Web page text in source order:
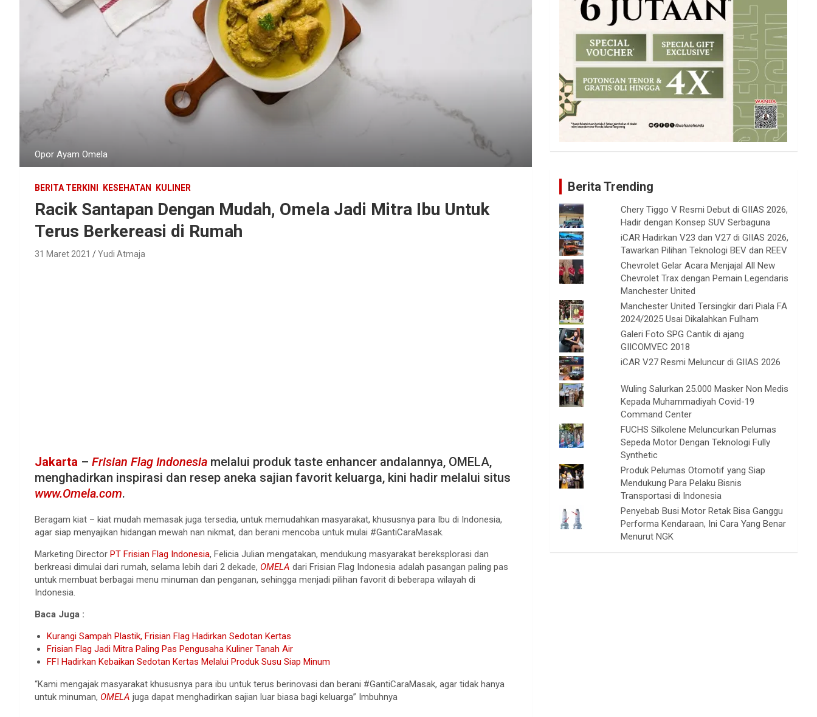
Opor Ayam Omela
BERITA TERKINI KESEHATAN KULINER
Racik Santapan Dengan Mudah, Omela Jadi Mitra Ibu Untuk
Terus Berkereasi di Rumah
31 Maret 2021 Yudi Atmaja
Jakarta – Frisian Flag Indonesia melalui produk taste enhancer andalannya, OMELA,
menghadirkan inspirasi dan resep aneka sajian favorit keluarga, kini hadir melalui situs
www.Omela.com.
Beragam kiat – kiat mudah memasak juga tersedia, untuk memudahkan masyarakat, khususnya para Ibu di Indonesia,
agar siap menyajikan hidangan mewah nan nikmat, dan berani mencoba untuk mulai #GantiCaraMasak.
Marketing Director PT Frisian Flag Indonesia, Felicia Julian mengatakan, mendukung masyarakat bereksplorasi dan
berkreasi dimulai dari rumah, selama lebih dari 2 dekade, OMELA dari Frisian Flag Indonesia adalah pasangan paling pas
untuk membuat berbagai menu minuman dan penganan, sehingga menjadi pilihan favorit di beberapa wilayah di
Indonesia.
Baca Juga :
Kurangi Sampah Plastik, Frisian Flag Hadirkan Sedotan Kertas
Frisian Flag Jadi Mitra Paling Pas Pengusaha Kuliner Tanah Air
FFI Hadirkan Kebaikan Sedotan Kertas Melalui Produk Susu Siap Minum
“Kami mengajak masyarakat khususnya para ibu untuk terus berinovasi dan berani #GantiCaraMasak, agar tidak hanya
untuk minuman, OMELA juga dapat menghadirkan sajian luar biasa bagi keluarga” Imbuhnya
Berita Trending
Chery Tiggo V Resmi Debut di GIIAS 2026,
Hadir dengan Konsep SUV Serbaguna
iCAR Hadirkan V23 dan V27 di GIIAS 2026,
Tawarkan Pilihan Teknologi BEV dan REEV
Chevrolet Gelar Acara Menjajal All New
Chevrolet Trax dengan Pemain Legendaris
Manchester United
Manchester United Tersingkir dari Piala FA
2024/2025 Usai Dikalahkan Fulham
Galeri Foto SPG Cantik di ajang
GIICOMVEC 2018
iCAR V27 Resmi Meluncur di GIIAS 2026
Wuling Salurkan 25.000 Masker Non Medis
Kepada Muhammadiyah Covid-19
Command Center
FUCHS Silkolene Meluncurkan Pelumas
Sepeda Motor Dengan Teknologi Fully
Synthetic
Produk Pelumas Otomotif yang Siap
Mendukung Para Pelaku Bisnis
Transportasi di Indonesia
Penyebab Busi Motor Retak Bisa Ganggu
Performa Kendaraan, Ini Cara Yang Benar
Menurut NGK